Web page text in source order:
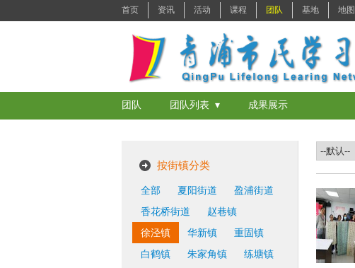
首页 资讯 活动 课程 团队 基地 地图
团队 团队列表 ▾ 成果展示
按街镇分类
全部 夏阳街道
盈浦街道
香花桥街道
赵巷镇
徐泾镇
华新镇
重固镇
白鹤镇
朱家角镇
练塘镇